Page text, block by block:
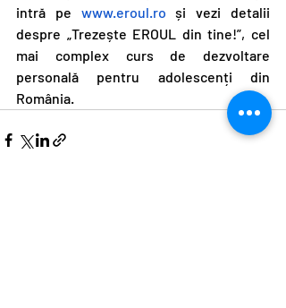
intră pe www.eroul.ro și vezi detalii
despre „Trezește EROUL din tine!”, cel
mai complex curs de dezvoltare
personală pentru adolescenți din
România.